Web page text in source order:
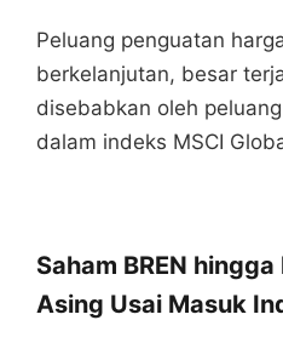
Peluang penguatan
berkelanjutan, besar
disebabkan oleh
dalam indeks MSCI
Saham BREN
Asing Usai Masuk